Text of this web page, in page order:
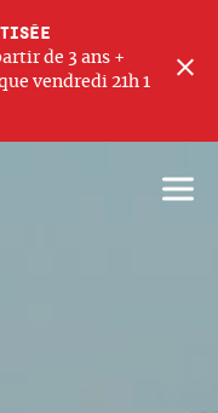
de 3 ans +
vendredi 21h 1